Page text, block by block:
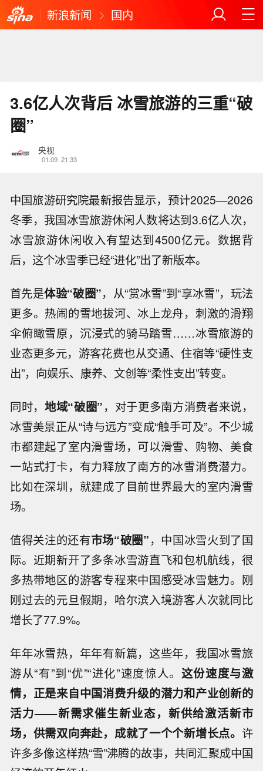
新浪新闻 国内
3.6亿人次背后 冰雪旅游的三重“破
圈”
央视
01.09 21:33
中国旅游研究院最新报告显示，预计2025—2026
冬季，我国冰雪旅游休闲人数将达到3.6亿人次，
冰雪旅游休闲收入有望达到4500亿元。数据背
后，这个冰雪季已经“进化”出了新版本。
首先是体验“破圈”，从“赏冰雪”到“享冰雪”，玩法
更多。热闹的雪地拔河、冰上龙舟，刺激的滑翔
伞俯瞰雪原，沉浸式的骑马踏雪……冰雪旅游的
业态更多元，游客花费也从交通、住宿等“硬性支
出”，向娱乐、康养、文创等“柔性支出”转变。
同时，地域“破圈”，对于更多南方消费者来说，
冰雪美景正从“诗与远方”变成“触手可及”。不少城
市都建起了室内滑雪场，可以滑雪、购物、美食
一站式打卡，有力释放了南方的冰雪消费潜力。
比如在深圳，就建成了目前世界最大的室内滑雪
场。
值得关注的还有市场“破圈”，中国冰雪火到了国
际。近期新开了多条冰雪游直飞和包机航线，很
多热带地区的游客专程来中国感受冰雪魅力。刚
刚过去的元旦假期，哈尔滨入境游客人次就同比
增长了77.9%。
年年冰雪热，年年有新篇，这些年，我国冰雪旅
游从“有”到“优”“进化”速度惊人。 这份速度与激
情，正是来自中国消费升级的潜力和产业创新的
活力——新需求催生新业态，新供给激活新市
场，供需双向奔赴，成就了一个个新增长点。 许
许多多像这样热“雪”沸腾的故事，共同汇聚成中国